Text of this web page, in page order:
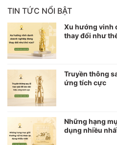
TIN TỨC NỔI BẬT
Xu hướng vinh
thay đổi như
Truyền thông
ứng tích cực
Những hạng
dụng nhiều